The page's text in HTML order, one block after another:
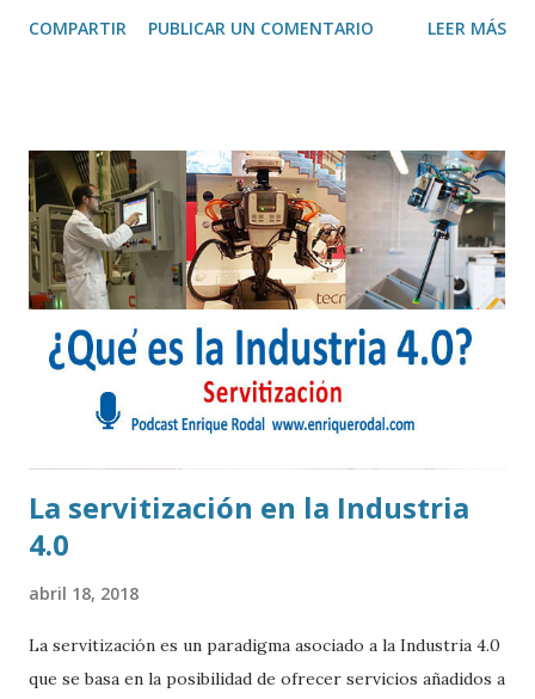
Tecnología e innovación aplicadas 2ª - Las claves de la
trabajo 6ª - IoT e Internet de las Cosas
http://www.fomentosansebastian.eus/es/empresas/progr
amas-destacados/tech-talks
COMPARTIR PUBLICAR UN COMENTARIO LEER MÁS
La servitización en la Industria
4.0
abril 18, 2018
La servitización es un paradigma asociado a la Industria 4.0
que se basa en la posibilidad de ofrecer servicios añadidos a